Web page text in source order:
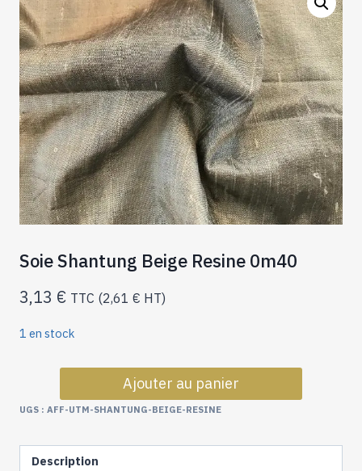
Soie Shantung Beige Resine 0m40
3,13 € TTC (2,61 € HT)
1 en stock
quantité
de
Soie
Beige
Ajouter au panier
UGS : AFF-UTM-SHANTUNG-BEIGE-RESINE
Description